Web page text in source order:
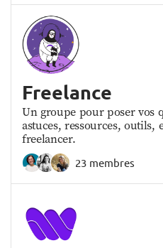
Freelance
Un groupe pour poser vos
astuces, ressources, outils,
freelancer.
23 membres